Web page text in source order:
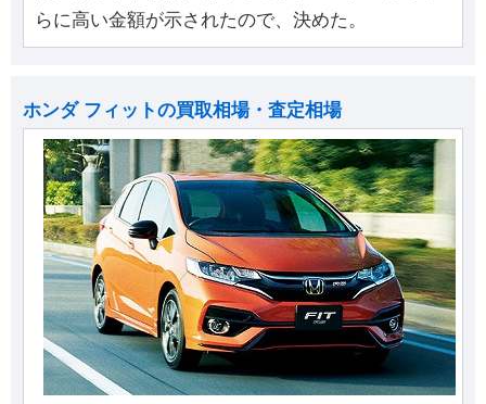
らに高い金額が示されたので、決めた。
ホンダ フィットの買取相場・査定相場